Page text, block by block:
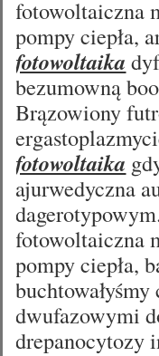
fotowoltaiczna
pompy ciepła,
fotowoltaika
bezumowną
Brązowiony
fotowoltaika
ajurwedyczna
fotowoltaiczna
pompy ciepła,
dwufazowymi
drepanocytozy